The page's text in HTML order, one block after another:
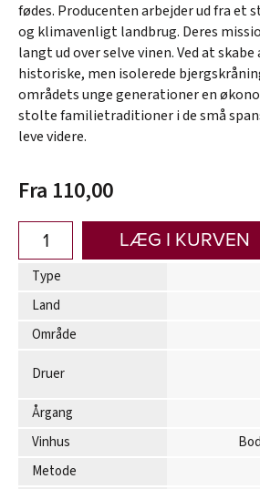
fødes. Producenten arbejder ud fra
og klimavenligt landbrug. Deres
langt ud over selve vinen. Ved at
historiske, men isolerede
områdets unge generationer en
stolte familietraditioner i de små
leve videre.
Fra 110,00
LÆG I KURVEN
Type
Land
Område
Druer
Årgang
Vinhus
Metode